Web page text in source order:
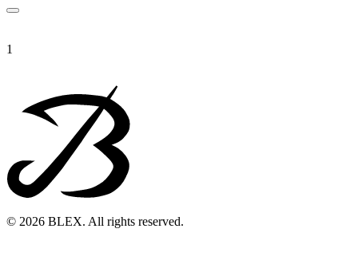
1
© 2026 BLEX. All rights reserved.